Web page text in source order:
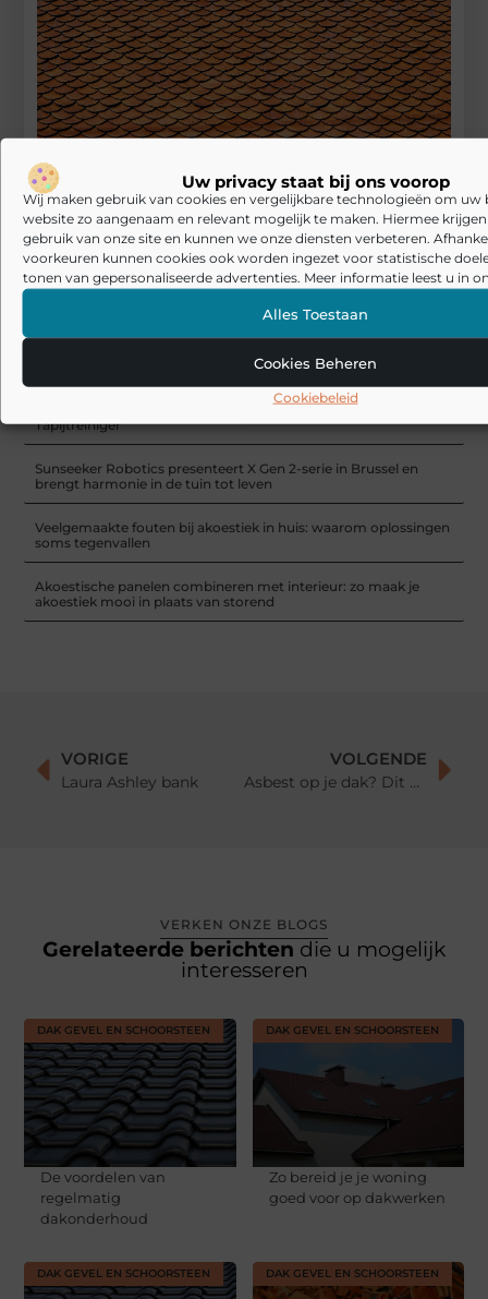
Uw privacy staat bij ons voorop
Wij maken gebruik van cookies en vergelijkbare technologieën om uw
website zo aangenaam en relevant mogelijk te maken. Hiermee
gebruik van onze site en kunnen we onze diensten verbeteren.
voorkeuren kunnen cookies ook worden ingezet voor statistische
tonen van gepersonaliseerde advertenties. Meer informatie leest u in
Alles Toestaan
Cookies Beheren
Cookiebeleid
Welke dakbedekking past bij jouw woning?
RECENTE BERICHTEN
De kunst van stijlvolle en functionele herenkleding
De Beste Schoonmaakoplossingen: Stofzuiger met Zak en
Tapijtreiniger
Sunseeker Robotics presenteert X Gen 2-serie in Brussel en
brengt harmonie in de tuin tot leven
Veelgemaakte fouten bij akoestiek in huis: waarom oplossingen
soms tegenvallen
Akoestische panelen combineren met interieur: zo maak je
akoestiek mooi in plaats van storend
VORIGE
Laura Ashley bank
VOLGENDE
Asbest op je dak? Dit moet je weten voor je begint aan dakwerken
VERKEN ONZE BLOGS
Gerelateerde berichten die u mogelijk
interesseren
DAK GEVEL EN SCHOORSTEEN
De voordelen van
regelmatig
dakonderhoud
DAK GEVEL EN SCHOORSTEEN
Zo bereid je je woning
goed voor op dakwerken
DAK GEVEL EN SCHOORSTEEN DAK GEVEL EN SCHOORSTEEN